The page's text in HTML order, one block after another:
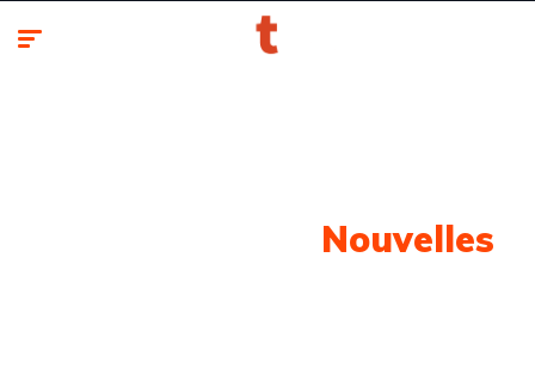
Nouvelles